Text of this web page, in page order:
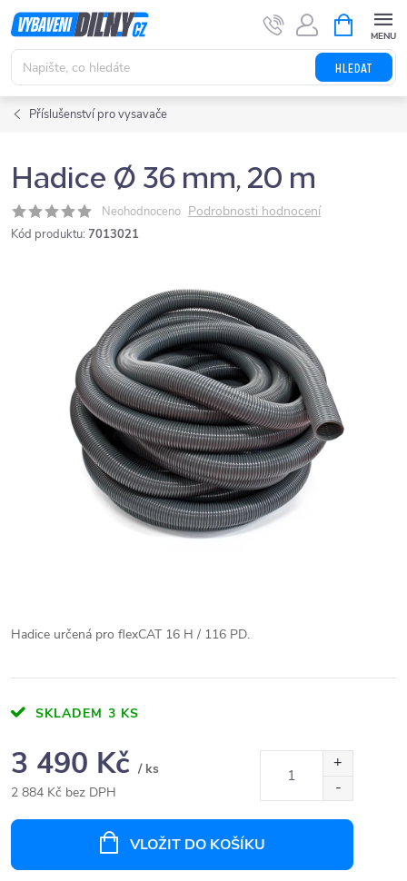
Přejít
na
obsah
HLEDAT
NÁKUPNÍ
KOŠÍK
Příslušenství pro vysavače
Hadice Ø 36 mm, 20 m
Neohodnoceno Podrobnosti hodnocení
Kód produktu: 7013021
Hadice určená pro flexCAT 16 H / 116 PD.
SKLADEM 3 KS
3 490 Kč / ks
2 884 Kč bez DPH
VLOŽIT DO KOŠÍKU